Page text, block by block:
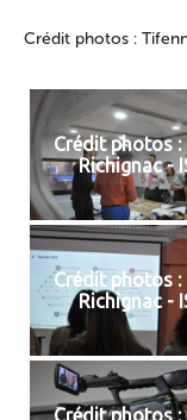
Crédit photos :
Crédit photos :
Richignac -
Crédit photos :
Richignac -
Crédit photos :